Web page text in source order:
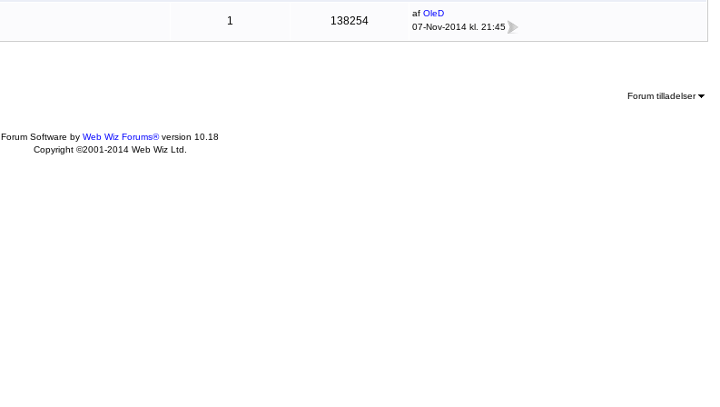
1 138254
af OleD
07-Nov-2014 kl. 21:45
Forum tilladelser
Forum Software by Web Wiz Forums®version 10.18
Copyright ©2001-2014 Web Wiz Ltd.